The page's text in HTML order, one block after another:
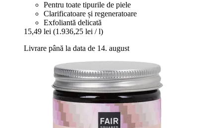
Pentru toate tipurile de piele
Clarificatoare și regeneratoare
Exfoliantă delicată
15,49 lei (1.936,25 lei / l)
Livrare până la data de 14. august